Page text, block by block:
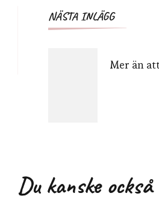
NÄSTA INLÄGG
Mer än
Du kanske